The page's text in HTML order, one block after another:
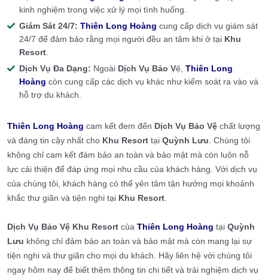
kinh nghiệm trong việc xử lý mọi tình huống.
Giám Sát 24/7: Thiên Long Hoàng cung cấp dịch vụ giám sát
24/7 để đảm bảo rằng mọi người đều an tâm khi ở tại Khu
Resort
Dịch Vụ Đa Dạng: Ngoài Dịch Vụ Bảo Vệ, Thiên Long
Hoàng còn cung cấp các dịch vụ khác như kiểm soát ra vào và
hỗ trợ du khách.
Thiên Long Hoàng cam kết đem đến Dịch Vụ Bảo Vệ chất lượng
và đáng tin cậy nhất cho Khu Resort tại Quỳnh Lưu . Chúng tôi
không chỉ cam kết đảm bảo an toàn và bảo mật mà còn luôn nỗ
lực cải thiện để đáp ứng mọi nhu cầu của khách hàng. Với dịch vụ
của chúng tôi, khách hàng có thể yên tâm tận hưởng mọi khoảnh
khắc thư giãn và tiện nghi tại Khu Resort
Dịch Vụ Bảo Vệ Khu Resort của Thiên Long Hoàng tại Quỳnh
Lưu không chỉ đảm bảo an toàn và bảo mật mà còn mang lại sự
tiện nghi và thư giãn cho mọi du khách. Hãy liên hệ với chúng tôi
ngay hôm nay để biết thêm thông tin chi tiết và trải nghiệm dịch vụ